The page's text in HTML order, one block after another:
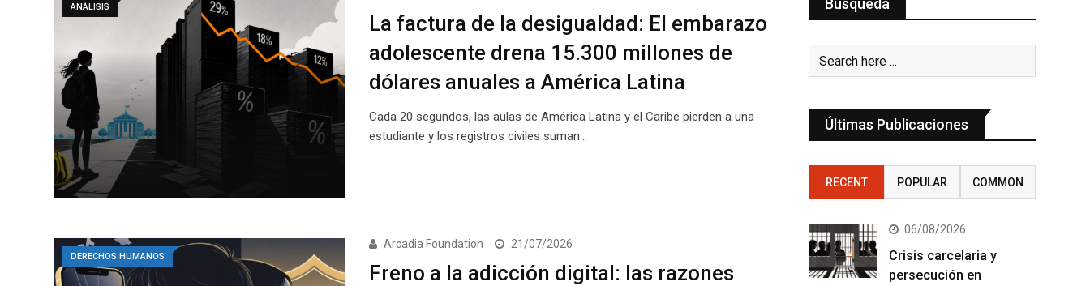
ANÁLISIS
La factura de la desigualdad: El embarazo
adolescente drena 15.300 millones de
dólares anuales a América Latina
Cada 20 segundos, las aulas de América Latina y el Caribe pierden a una
estudiante y los registros civiles suman…
DERECHOS HUMANOS
Arcadia Foundation 21/07/2026
Freno a la adicción digital: las razones
Búsqueda
Últimas Publicaciones
RECENT POPULAR COMMON
06/08/2026
Crisis carcelaria y
persecución en